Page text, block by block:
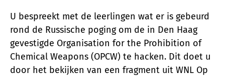
U bespreekt met de leerlingen wat er is gebeurd
rond de Russische poging om de in Den Haag
gevestigde Organisation for the Prohibition of
Chemical Weapons (OPCW) te hacken. Dit doet u
door het bekijken van een fragment uit WNL Op